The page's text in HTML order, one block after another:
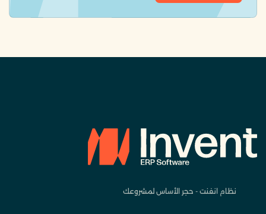
نظام انفنت - حجر الأساس لمشروعك